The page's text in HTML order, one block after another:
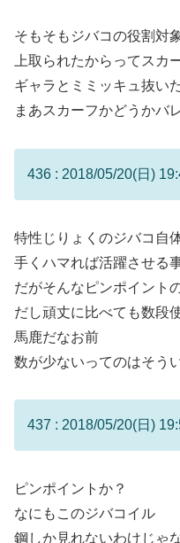
そもそもジバコの役割対
上取られたからってスカ
ギャラとミミッキュ抜い
まあスカーフかどうかバ
436 : 2018/05/20(日)
特性じりょくのジバコ自
手くハマれば活躍させる
だがそんなピンポイント
だし頑丈に比べても数段
馬鹿だなお前
数が少ないってのはそう
437 : 2018/05/20(日)
ピンポイントか？
なにもこのジバコイル
鋼しか見れないわけじゃ